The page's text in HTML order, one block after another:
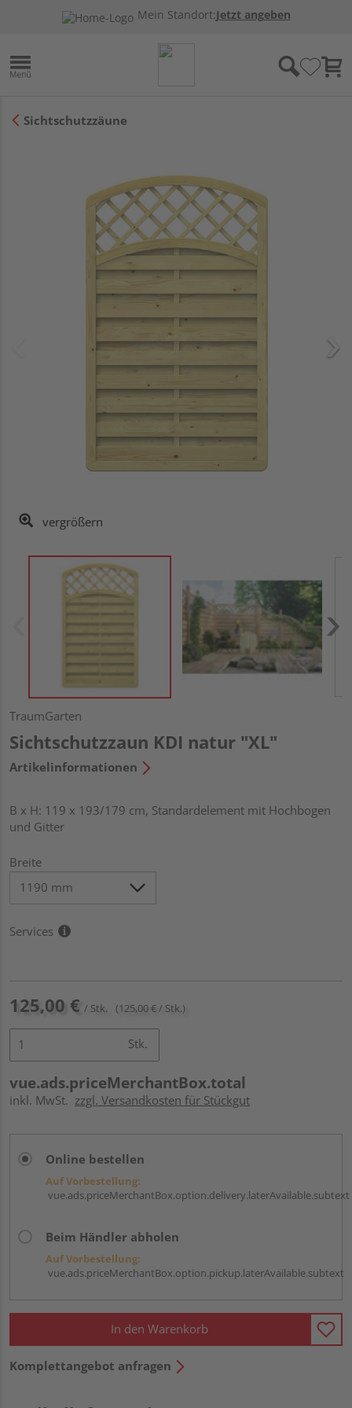
Mein Standort:Jetzt angeben
Sichtschutzzäune
vergrößern
TraumGarten
Sichtschutzzaun KDI natur "XL"
Artikelinformationen
B x H: 119 x 193/179 cm, Standardelement mit Hochbogen
und Gitter
Breite
Services
125,00 € / Stk. (125,00 € / Stk.)
Stk.
vue.ads.priceMerchantBox.total
inkl. MwSt. zzgl. Versandkosten für Stückgut
Online bestellen
Auf Vorbestellung:
vue.ads.priceMerchantBox.option.delivery.laterAvailable.subtext
Beim Händler abholen
Auf Vorbestellung:
vue.ads.priceMerchantBox.option.pickup.laterAvailable.subtext
In den Warenkorb
Komplettangebot anfragen